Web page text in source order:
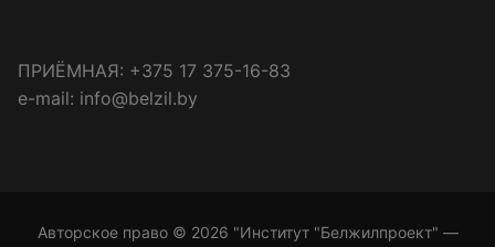
ПРИЁМНАЯ: +375 17 375-16-83
e-mail: info@belzil.by
Авторское право © 2026 "Институт "Белжилпроект" —